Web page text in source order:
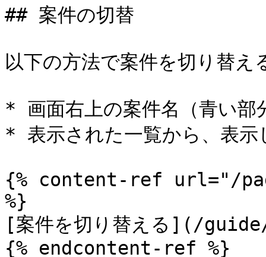
## 案件の切替
以下の方法で案件を切り替え
* 画面右上の案件名（青い部
* 表示された一覧から、表示
{% content-ref url="/
%}
[案件を切り替える](/